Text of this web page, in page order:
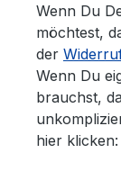
Wenn Du
möchtest,
der
Wenn Du
brauchst,
hier klicken: